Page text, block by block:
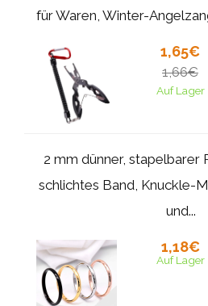
für Waren, Winter-
1,65€
1,66€
Auf Lager
2 mm dünner, stapelbarer
schlichtes Band, Knuckle-
und...
1,18€
Auf Lager